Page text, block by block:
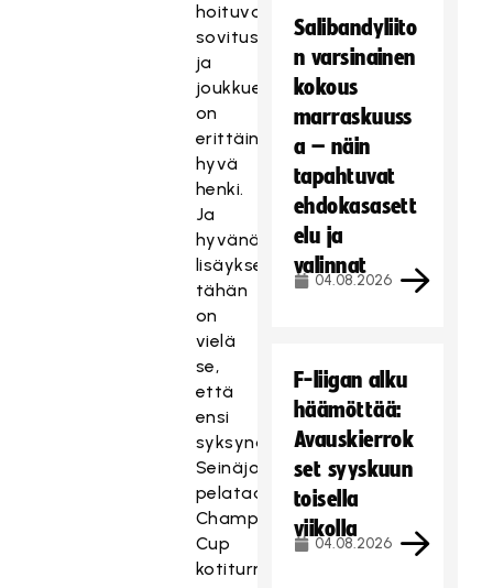
hoituvat
sovitusti
ja
joukkueessa
on
erittäin
hyvä
henki.
Ja
hyvänä
lisäyksenä
tähän
on
vielä
se,
että
ensi
syksynä
Seinäjoella
pelataan
Champions
Cup
kotiturnauksena,
Salibandyliito
n varsinainen
kokous
marraskuuss
a – näin
tapahtuvat
ehdokasasett
elu ja
valinnat
04.08.2026
F-liigan alku
häämöttää:
Avauskierrok
set syyskuun
toisella
viikolla
04.08.2026